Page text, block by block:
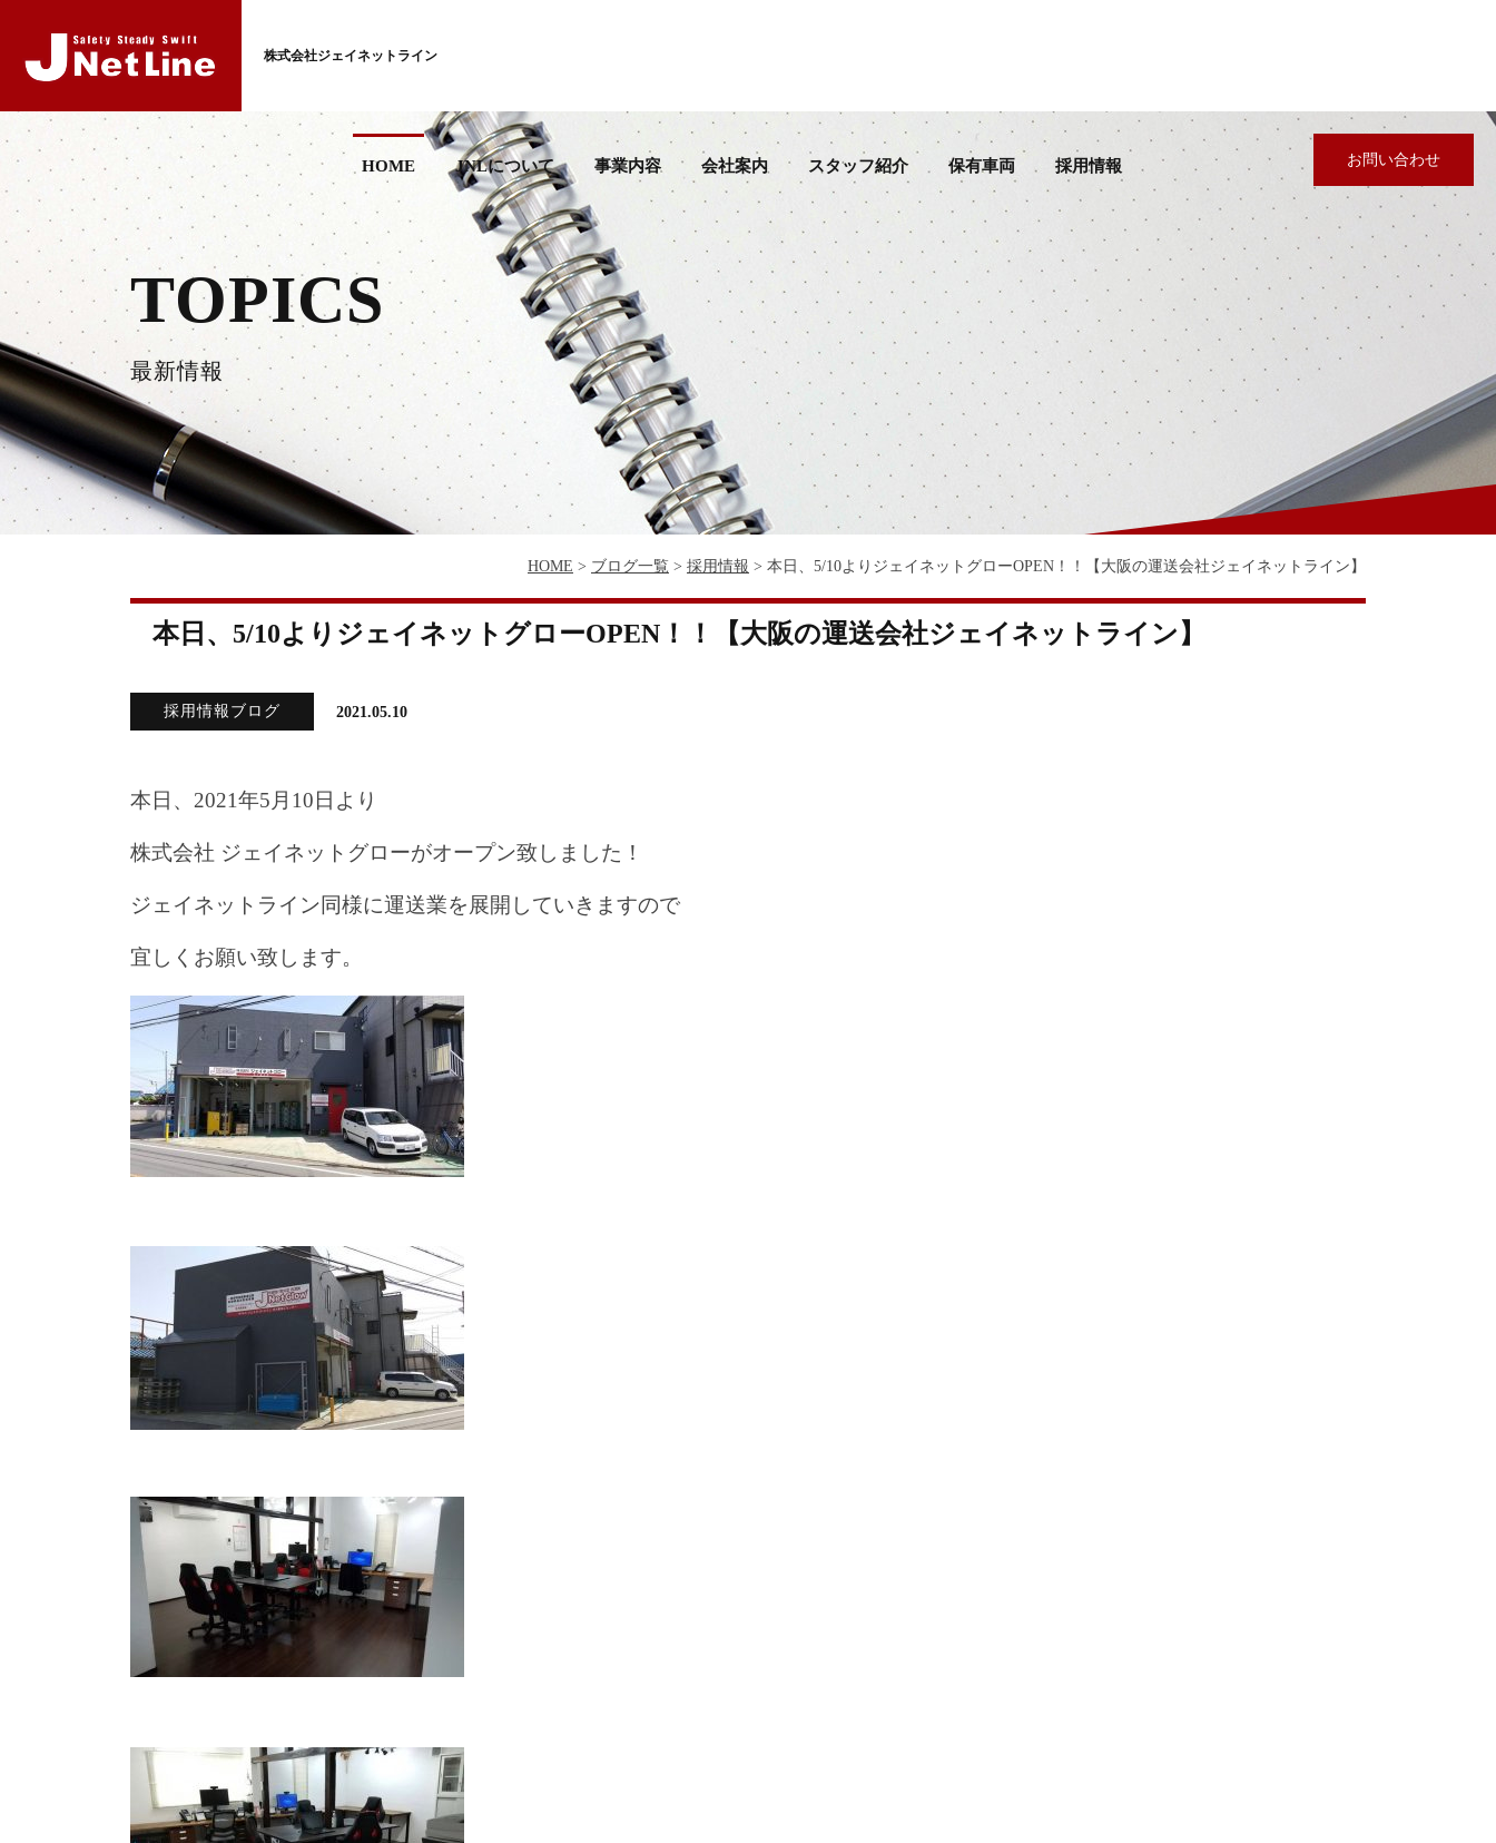
株式会社ジェイネットライン
HOME JNLについて 事業内容 会社案内 スタッフ紹介 保有車両 採用情報 お問い合わせ
TOPICS
最新情報
HOME > ブログ一覧 > 採用情報 > 本日、5/10よりジェイネットグローOPEN！！【大阪の運送会社ジェイネットライン】
本日、5/10よりジェイネットグローOPEN！！【大阪の運送会社ジェイネットライン】
採用情報ブログ 2021.05.10
本日、2021年5月10日より
株式会社 ジェイネットグローがオープン致しました！
ジェイネットライン同様に運送業を展開していきますので
宜しくお願い致します。